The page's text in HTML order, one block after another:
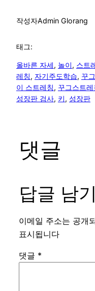
작성자Admin Glorang
태그:
올바른 자세, 놀이, 스트
레칭, 자기주도학습, 꾸
이 스트레칭, 꾸그스트레
성장판 검사, 키, 성장판
댓글
답글 남
이메일 주소는 공개
표시됩니다
댓글 *